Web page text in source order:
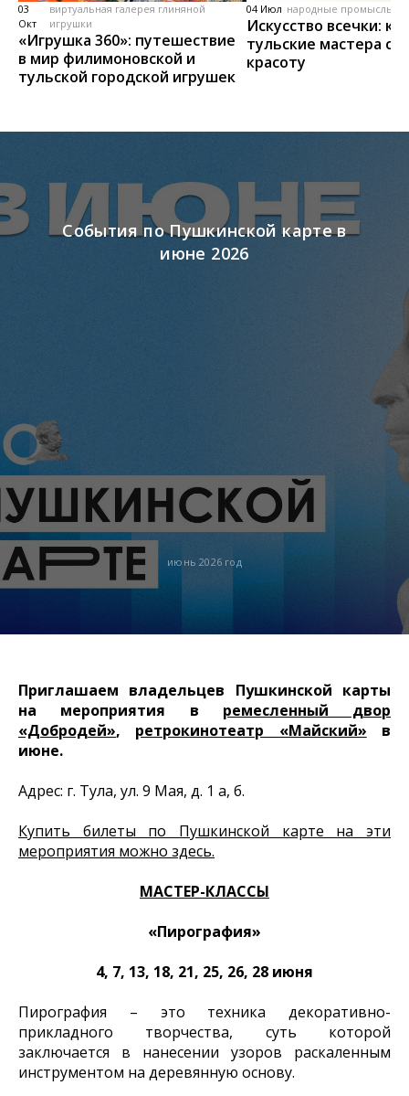
03
Окт
виртуальная галерея глиняной
игрушки
«Игрушка 360»: путешествие
в мир филимоновской и
тульской городской игрушек
04 Июл народные промыслы,
Искусство всечки: как
тульские мастера
красоту
июнь 2026 год
События по Пушкинской карте в
июне 2026
Приглашаем владельцев Пушкинской карты
на мероприятия в ремесленный двор
«Добродей», ретрокинотеатр «Майский» в
июне.
Адрес: г. Тула, ул. 9 Мая, д. 1 а, б.
Купить билеты по Пушкинской карте на эти
мероприятия можно здесь.
МАСТЕР-КЛАССЫ
«Пирография»
4, 7, 13, 18, 21, 25, 26, 28 июня
Пирография – это техника декоративно-
прикладного творчества, суть которой
заключается в нанесении узоров раскаленным
инструментом на деревянную основу.